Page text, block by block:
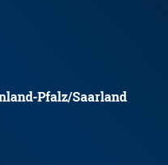
Pfalz/Saarland